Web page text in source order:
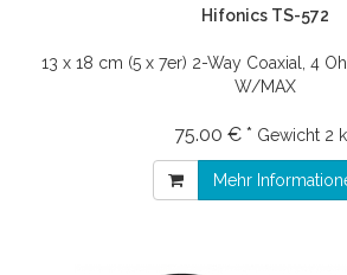
Hifonics TS-572
13 x 18 cm (5 x 7er) 2-Way Coaxial, 4
W/MAX
75.00 € * Gewicht 2
Mehr